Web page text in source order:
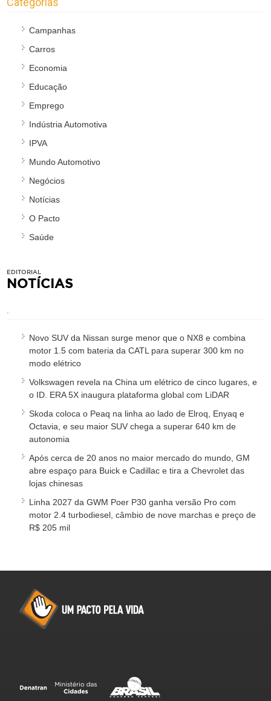
Campanhas
Carros
Economia
Educação
Emprego
Indústria Automotiva
IPVA
Mundo Automotivo
Negócios
Notícias
O Pacto
Saúde
EDITORIAL
NOTÍCIAS
.
Novo SUV da Nissan surge menor que o NX8 e combina
motor 1.5 com bateria da CATL para superar 300 km no
modo elétrico
Volkswagen revela na China um elétrico de cinco lugares, e
o ID. ERA 5X inaugura plataforma global com LiDAR
Skoda coloca o Peaq na linha ao lado de Elroq, Enyaq e
Octavia, e seu maior SUV chega a superar 640 km de
autonomia
Após cerca de 20 anos no maior mercado do mundo, GM
abre espaço para Buick e Cadillac e tira a Chevrolet das
lojas chinesas
Linha 2027 da GWM Poer P30 ganha versão Pro com
motor 2.4 turbodiesel, câmbio de nove marchas e preço de
R$ 205 mil